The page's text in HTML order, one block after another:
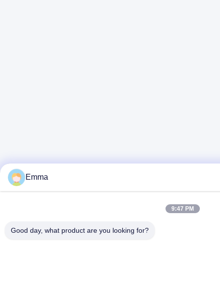
Emma
9:47 PM
Good day, what product are you looking for?